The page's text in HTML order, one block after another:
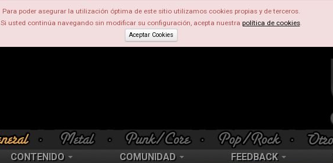
Para poder asegurar la utilización óptima de este sitio utilizamos cookies propias y de terceros.
Si usted continúa navegando sin modificar su configuración, acepta nuestra política de cookies.
Aceptar Cookies
CONTENIDO COMUNIDAD FEEDBACK